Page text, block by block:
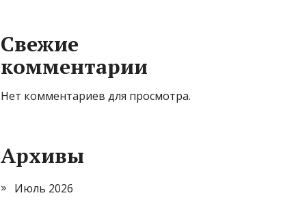
Свежие
комментарии
Нет комментариев для просмотра.
Архивы
Июль 2026